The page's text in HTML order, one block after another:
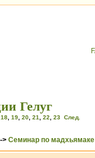
Гелуг
18 19 20 21 22 23 След.
-> Семинар по мадхьямаке